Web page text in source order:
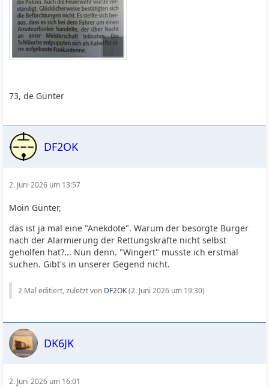
73, de Günter
DF2OK
2. Juni 2026 um 13:57
Moin Günter,
das ist ja mal eine "Anekdote". Warum der besorgte Bürger
nach der Alarmierung der Rettungskräfte nicht selbst
geholfen hat?... Nun denn. "Wingert" musste ich erstmal
suchen. Gibt's in unserer Gegend nicht.
2 Mal editiert, zuletzt von DF2OK(2. Juni 2026 um 19:30)
DK6JK
2. Juni 2026 um 16:01